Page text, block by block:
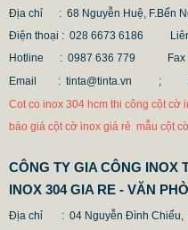
Địa chỉ : 68 Nguyễn Huệ, F.Bến
Điện thoại : 028 6673 6186
Hotline : 0987 636 779
Email : tinta@tinta.vn ;
Cot co inox 304 hcm thi công cột cờ
báo giá cột cờ inox giá rẻ mẫu cột
CÔNG TY GIA CÔNG INOX
INOX 304 GIA RE - VĂN
Địa chỉ
: 04 Nguyễn Đình Chiểu,